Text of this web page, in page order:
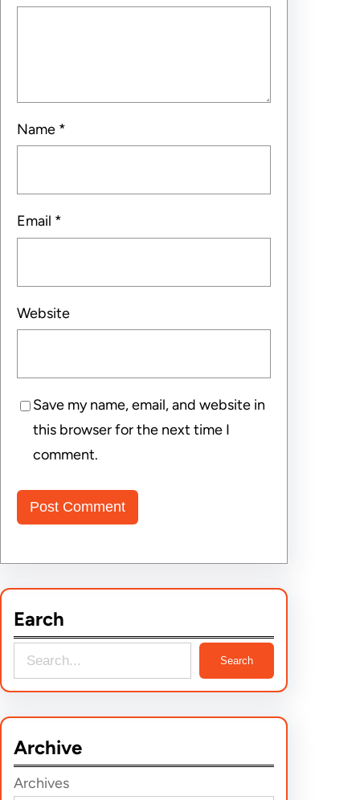
Name *
Email *
Website
Save my name, email, and website in
this browser for the next time I
comment.
Earch
e
c
h
Search
Archive
Archives